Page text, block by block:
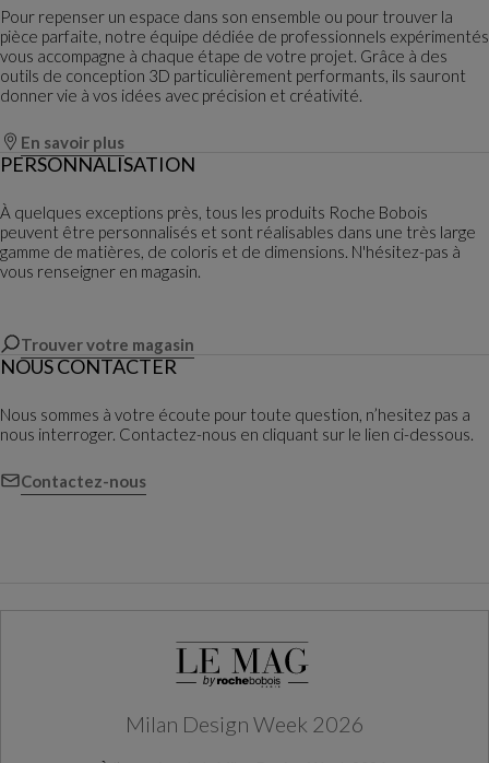
Pour repenser un espace dans son ensemble ou pour trouver la
pièce parfaite, notre équipe dédiée de professionnels expérimentés
vous accompagne à chaque étape de votre projet. Grâce à des
outils de conception 3D particulièrement performants, ils sauront
donner vie à vos idées avec précision et créativité.
En savoir plus
PERSONNALISATION
À quelques exceptions près, tous les produits Roche Bobois
peuvent être personnalisés et sont réalisables dans une très large
gamme de matières, de coloris et de dimensions. N'hésitez-pas à
vous renseigner en magasin.
Trouver votre magasin
NOUS CONTACTER
Nous sommes à votre écoute pour toute question, n’hesitez pas a
nous interroger. Contactez-nous en cliquant sur le lien ci-dessous.
Contactez-nous
Milan Design Week 2026